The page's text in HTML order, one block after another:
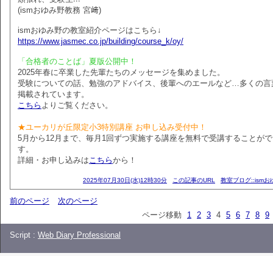
(ismおゆみ野教務 宮﨑)
ismおゆみ野の教室紹介ページはこちら↓
https://www.jasmec.co.jp/building/course_k/oy/
「合格者のことば」夏版公開中！
2025年春に卒業した先輩たちのメッセージを集めました。
受験についての話、勉強のアドバイス、後輩へのエールなど…多くの言
掲載されています。
こちら よりご覧ください。
★ユーカリが丘限定小3特別講座 お申し込み受付中！
5月から12月まで、毎月1回ずつ実施する講座を無料で受講することが
す。
詳細・お申し込みはこちらから！
2025年07月30日(水)12時30分 この記事のURL 教室ブログ::ismお
前のページ
次のページ
ページ移動
1 2 3 4 5 6 7 8 9
Script : Web Diary Professional